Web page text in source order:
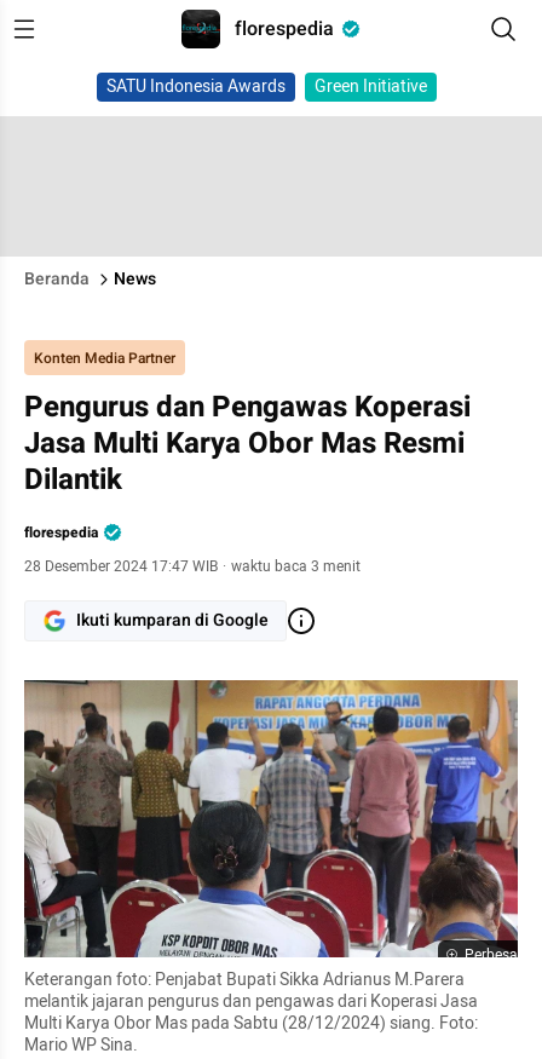
florespedia
SATU Indonesia Awards Green Initiative
Beranda News
Konten Media Partner
Pengurus dan Pengawas Koperasi
Jasa Multi Karya Obor Mas Resmi
Dilantik
florespedia
28 Desember 2024 17:47 WIB · waktu baca 3 menit
Ikuti kumparan di Google
Perbesar
Keterangan foto: Penjabat Bupati Sikka Adrianus M.Parera
melantik jajaran pengurus dan pengawas dari Koperasi Jasa
Multi Karya Obor Mas pada Sabtu (28/12/2024) siang. Foto:
Mario WP Sina.